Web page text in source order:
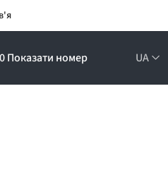
Показати номер UA